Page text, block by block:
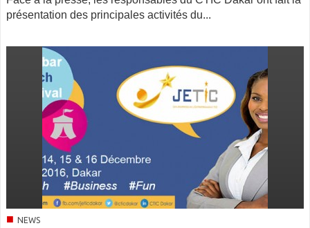
présentation des principales activités du...
■ NEWS